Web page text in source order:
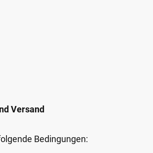
Versand
Bedingungen: